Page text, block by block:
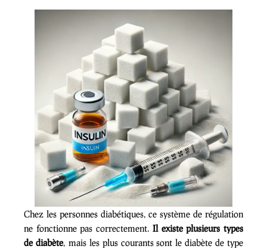
Chez les personnes diabétiques, ce système de régulation
ne fonctionne pas correctement.Il existe plusieurs types
de diabète, mais les plus courants sont le diabète de type